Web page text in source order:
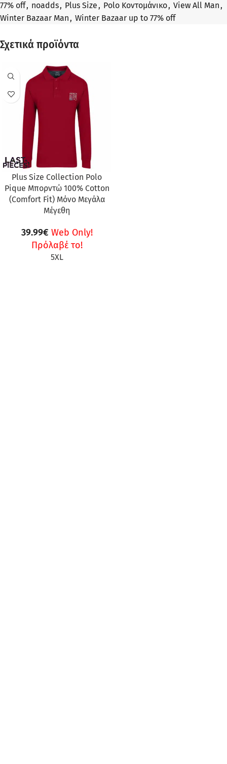
77% off, noadds, Plus Size, Polo Κοντομάνικο, View All Man,
Winter Bazaar Man, Winter Bazaar up to 77% off
Σχετικά προϊόντα
Plus Size Collection Polo
Pique Μπορντώ 100% Cotton
(Comfort Fit) Μόνο Μεγάλα
Μέγεθη
39.99€ Web Only!
Πρόλαβέ το!
5XL